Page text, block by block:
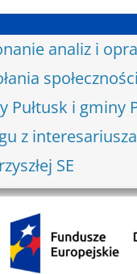
analiz i
Pułtusk i gminy
z
SE